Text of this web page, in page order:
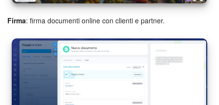
Firma: firma documenti online con clienti e partner.